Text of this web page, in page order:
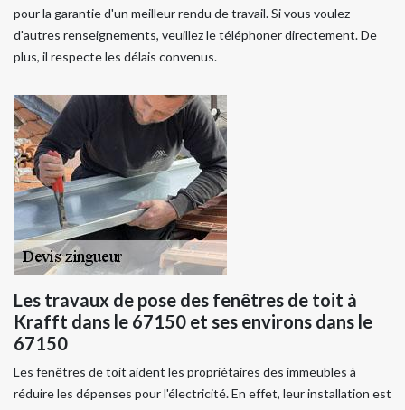
pour la garantie d'un meilleur rendu de travail. Si vous voulez
d'autres renseignements, veuillez le téléphoner directement. De
plus, il respecte les délais convenus.
Les travaux de pose des fenêtres de toit à
Krafft dans le 67150 et ses environs dans le
67150
Les fenêtres de toit aident les propriétaires des immeubles à
réduire les dépenses pour l'électricité. En effet, leur installation est